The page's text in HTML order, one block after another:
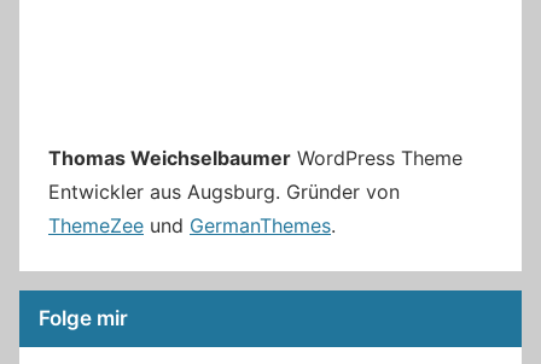
Thomas Weichselbaumer WordPress Theme
Entwickler aus Augsburg. Gründer von
ThemeZee und GermanThemes.
Folge mir